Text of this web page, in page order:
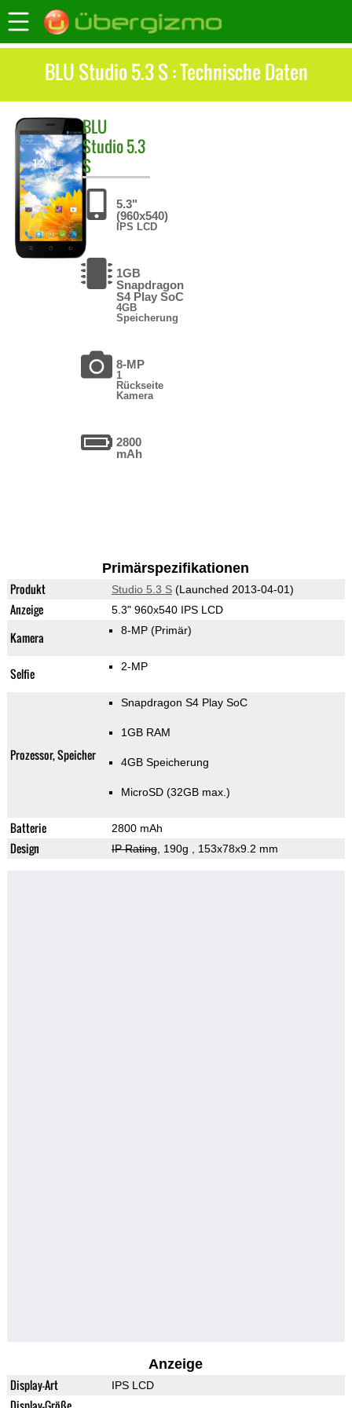
BLU Studio 5.3 S : Technische Daten
BLU
Studio 5.3
S
5.3"
(960x540)
IPS LCD
1GB
Snapdragon
S4 Play SoC
4GB
Speicherung
8-MP
1
Rückseite
Kamera
2800
mAh
Primärspezifikationen
Produkt Studio 5.3 S(Launched 2013-04-01)
Anzeige 5.3" 960x540 IPS LCD
Kamera 8-MP (Primär)
Selfie 2-MP
Prozessor, Speicher
Snapdragon S4 Play SoC
1GB RAM
4GB Speicherung
MicroSD (32GB max.)
Batterie 2800 mAh
Design IP Rating, 190g , 153x78x9.2 mm
Anzeige
Display-Art IPS LCD